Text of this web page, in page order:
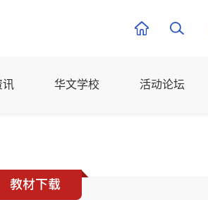
讯 华文学校 活动论坛